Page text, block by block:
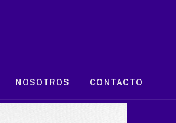
NOSOTROS CONTACTO